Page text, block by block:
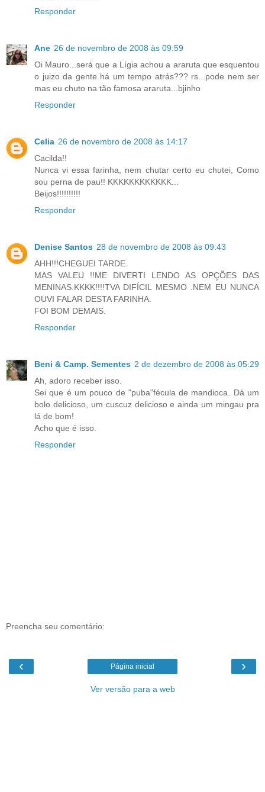
Responder
Ane 26 de novembro de 2008 às 09:59
Oi Mauro...será que a Lígia achou a araruta que esquentou
o juizo da gente há um tempo atrás??? rs...pode nem ser
mas eu chuto na tão famosa araruta...bjinho
Responder
Celia 26 de novembro de 2008 às 14:17
Cacilda!!
Nunca vi essa farinha, nem chutar certo eu chutei, Como
sou perna de pau!! KKKKKKKKKKKK...
Beijos!!!!!!!!!!
Responder
Denise Santos 28 de novembro de 2008 às 09:43
AHH!!!CHEGUEI TARDE.
MAS VALEU !!ME DIVERTI LENDO AS OPÇÕES DAS
MENINAS.KKKK!!!!TVA DIFÍCIL MESMO .NEM EU NUNCA
OUVI FALAR DESTA FARINHA.
FOI BOM DEMAIS.
Responder
Beni & Camp. Sementes 2 de dezembro de 2008 às 05:29
Ah, adoro receber isso.
Sei que é um pouco de "puba"fécula de mandioca. Dá um
bolo delicioso, um cuscuz delicioso e ainda um mingau pra
lá de bom!
Acho que é isso.
Responder
Preencha seu comentário:
‹ ›
Página inicial
Ver versão para a web